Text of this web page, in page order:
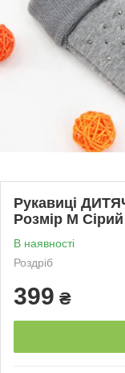
Рукавиці
Розмір M
В наявності
Роздріб
399 ₴